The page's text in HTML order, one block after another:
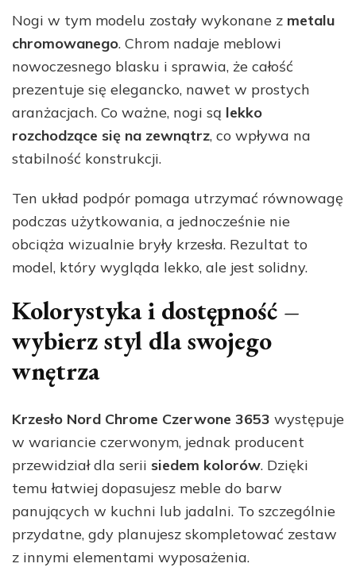
Nogi w tym modelu zostały wykonane z metalu
chromowanego. Chrom nadaje meblowi
nowoczesnego blasku i sprawia, że całość
prezentuje się elegancko, nawet w prostych
aranżacjach. Co ważne, nogi są lekko
rozchodzące się na zewnątrz, co wpływa na
stabilność konstrukcji.
Ten układ podpór pomaga utrzymać równowagę
podczas użytkowania, a jednocześnie nie
obciąża wizualnie bryły krzesła. Rezultat to
model, który wygląda lekko, ale jest solidny.
Kolorystyka i dostępność –
wybierz styl dla swojego
wnętrza
Krzesło Nord Chrome Czerwone 3653 występuje
w wariancie czerwonym, jednak producent
przewidział dla serii siedem kolorów. Dzięki
temu łatwiej dopasujesz meble do barw
panujących w kuchni lub jadalni. To szczególnie
przydatne, gdy planujesz skompletować zestaw
z innymi elementami wyposażenia.